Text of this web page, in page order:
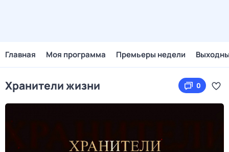
Главная Моя программа Премьеры недели
Хранители жизни 0